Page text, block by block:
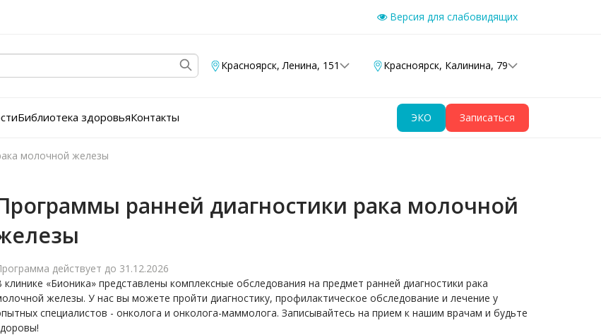
Версия для слабовидящих
Красноярск, Ленина, 151 Красноярск, Калинина, 79
Библиотека здоровьяКонтакты ЭКО Записаться
молочной железы
ранней диагностики рака молочной
действует до 31.12.2026
клинике «Бионика» представлены комплексные обследования на предмет ранней диагностики рака
железы. У нас вы можете пройти диагностику, профилактическое обследование и лечение у
специалистов - онколога и онколога-маммолога. Записывайтесь на прием к нашим врачам и будьте